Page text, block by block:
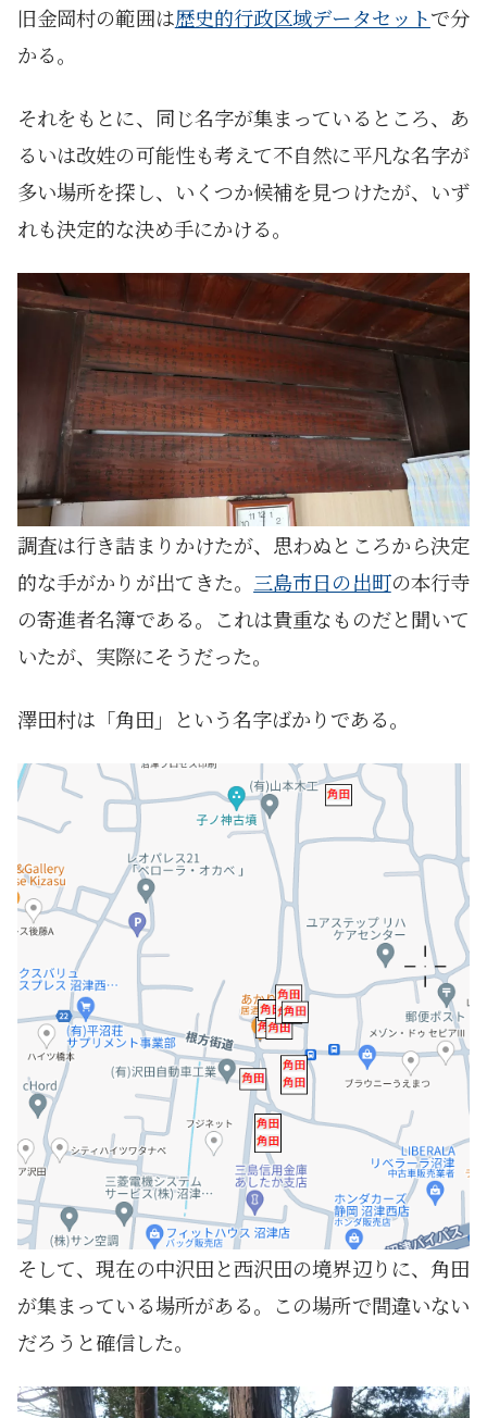
旧金岡村の範囲は歴史的行政区域データセットで分
かる。
それをもとに、同じ名字が集まっているところ、あ
るいは改姓の可能性も考えて不自然に平凡な名字が
多い場所を探し、いくつか候補を見つけたが、いず
れも決定的な決め手にかける。
調査は行き詰まりかけたが、思わぬところから決定
的な手がかりが出てきた。 三島市日の出町の本行寺
の寄進者名簿である。これは貴重なものだと聞いて
いたが、実際にそうだった。
澤田村は「角田」という名字ばかりである。
そして、現在の中沢田と西沢田の境界辺りに、角田
が集まっている場所がある。この場所で間違いない
だろうと確信した。